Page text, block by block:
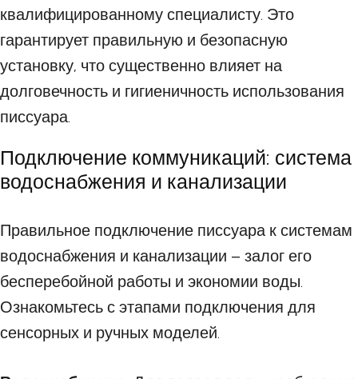
квалифицированному специалисту. Это
гарантирует правильную и безопасную
установку, что существенно влияет на
долговечность и гигиеничность использования
писсуара.
Подключение коммуникаций: система
водоснабжения и канализации
Правильное подключение писсуара к системам
водоснабжения и канализации – залог его
бесперебойной работы и экономии воды.
Ознакомьтесь с этапами подключения для
сенсорных и ручных моделей.